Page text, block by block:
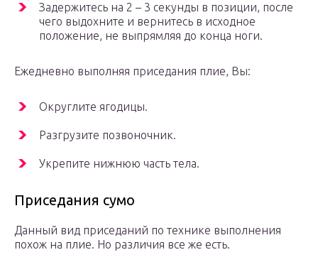
Задержитесь на 2 – 3 секунды в позиции, после
чего выдохните и вернитесь в исходное
положение, не выпрямляя до конца ноги.
Ежедневно выполняя приседания плие, Вы:
Округлите ягодицы.
Разгрузите позвоночник.
Укрепите нижнюю часть тела.
Приседания сумо
Данный вид приседаний по технике выполнения
похож на плие. Но различия все же есть.